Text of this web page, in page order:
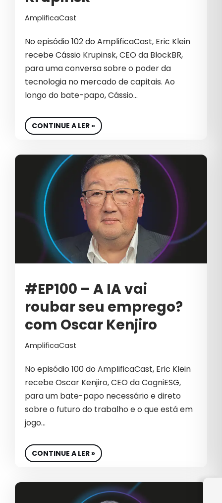
BIG DATA
BIOTECNOLOGIA
BRANDING
CAMPANHAS PATROCINADAS
CAPTURA DE DEMANDA
CASE DE SUCESSO
CEO
CHATGPT
CIBERSEGURANÇA
CLIQUES INVÁLIDOS
COMO VENDER MAIS
COMUNICAÇÃO B2B
COMUNICAÇÃO CORPORATIVA
COMUNICAÇÃO EMPRESARIAL
COMUNICAÇÃO INTERNA
COSMÉTICOS
CRESCIMENTO
CRESCIMENTO PARA EMPRESAS
CULTURA EMPRESARIAL
AmplificaCast
No episódio 102 do AmplificaCast, Eric Klein
recebe Cássio Krupinsk, CEO da BlockBR,
para uma conversa sobre o poder da
tecnologia no mercado de capitais. Ao
longo do bate-papo, Cássio…
CONTINUE A LER »
#EP100 – A IA vai
roubar seu emprego?
com Oscar Kenjiro
AmplificaCast
No episódio 100 do AmplificaCast, Eric Klein
recebe Oscar Kenjiro, CEO da CogniESG,
para um bate-papo necessário e direto
sobre o futuro do trabalho e o que está em
jogo…
CONTINUE A LER »